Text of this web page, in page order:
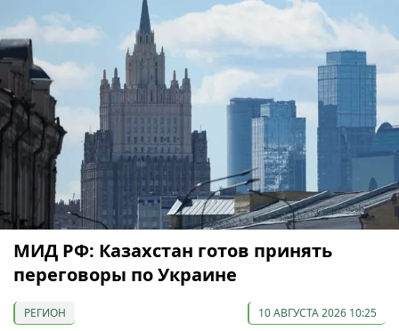
МИД РФ: Казахстан готов принять
переговоры по Украине
РЕГИОН 10 АВГУСТА 2026 10:25